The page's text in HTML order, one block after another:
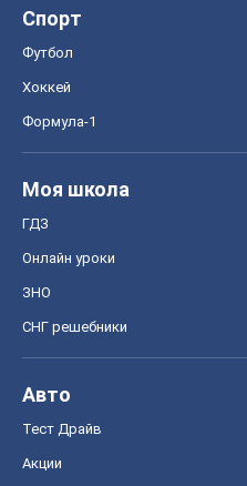
Спорт
Футбол
Хоккей
Формула-1
Моя школа
ГДЗ
Онлайн уроки
ЗНО
СНГ решебники
Авто
Тест Драйв
Акции